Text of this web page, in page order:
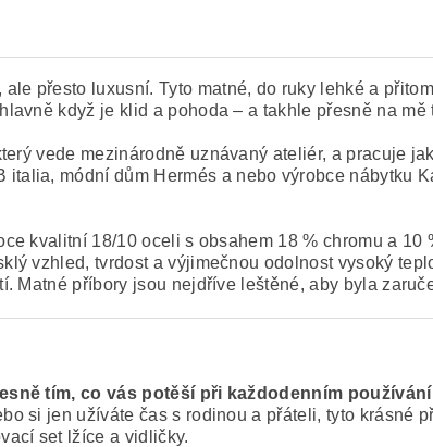
přesto luxusní. Tyto matné, do ruky lehké a
když je klid a pohoda – a takhle přesně na mě
vede mezinárodně uznávaný ateliér, a pracuje
módní dům Hermés a nebo výrobce nábytku
kvalitní 18/10 oceli s obsahem 18 % chromu a
vzhled, tvrdost a výjimečnou odolnost vysoký
Matné příbory jsou nejdříve leštěné, aby byla
tím, co vás potěší při každodenním
si jen užíváte čas s rodinou a přáteli, tyto krásné
set lžíce a vidličky.